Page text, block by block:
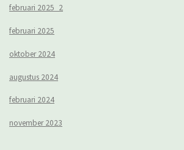
februari 2025_2
februari 2025
oktober 2024
augustus 2024
februari 2024
november 2023